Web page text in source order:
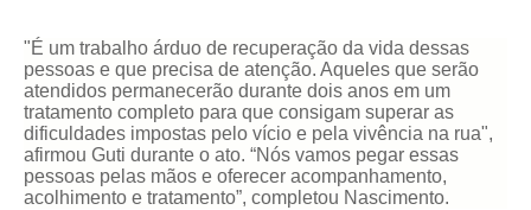
"É um trabalho árduo de recuperação da vida dessas
pessoas e que precisa de atenção. Aqueles que serão
atendidos permanecerão durante dois anos em um
tratamento completo para que consigam superar as
dificuldades impostas pelo vício e pela vivência na rua",
afirmou Guti durante o ato. “Nós vamos pegar essas
pessoas pelas mãos e oferecer acompanhamento,
acolhimento e tratamento”, completou Nascimento.